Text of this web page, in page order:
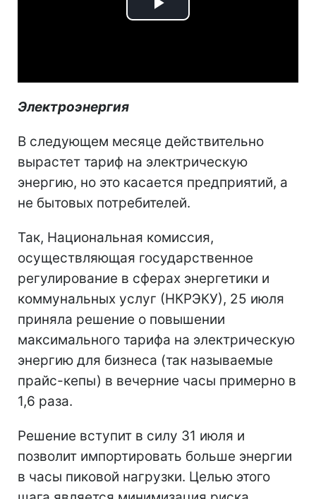
Play
Электроэнергия
В следующем месяце действительно
вырастет тариф на электрическую
энергию, но это касается предприятий, а
не бытовых потребителей.
Так, Национальная комиссия,
осуществляющая государственное
регулирование в сферах энергетики и
коммунальных услуг (НКРЭКУ), 25 июля
приняла решение о повышении
максимального тарифа на электрическую
энергию для бизнеса (так называемые
прайс-кепы) в вечерние часы примерно в
1,6 раза.
Решение вступит в силу 31 июля и
позволит импортировать больше энергии
в часы пиковой нагрузки. Целью этого